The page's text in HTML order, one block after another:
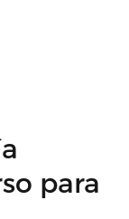
para